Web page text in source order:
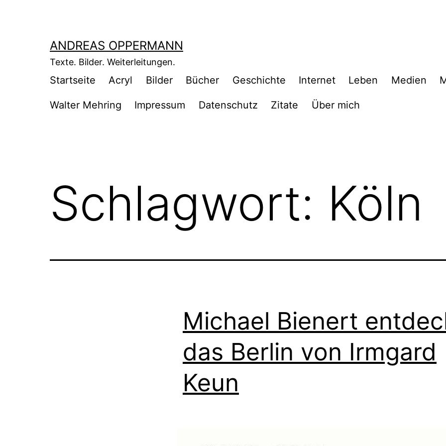
ANDREAS OPPERMANN
Texte. Bilder. Weiterleitungen.
Startseite Acryl Bilder Bücher Geschichte Internet Leben Medien
Walter Mehring Impressum Datenschutz Zitate Über mich
Schlagwort: Köln
Michael Bienert
das Berlin von Irmgard
Keun